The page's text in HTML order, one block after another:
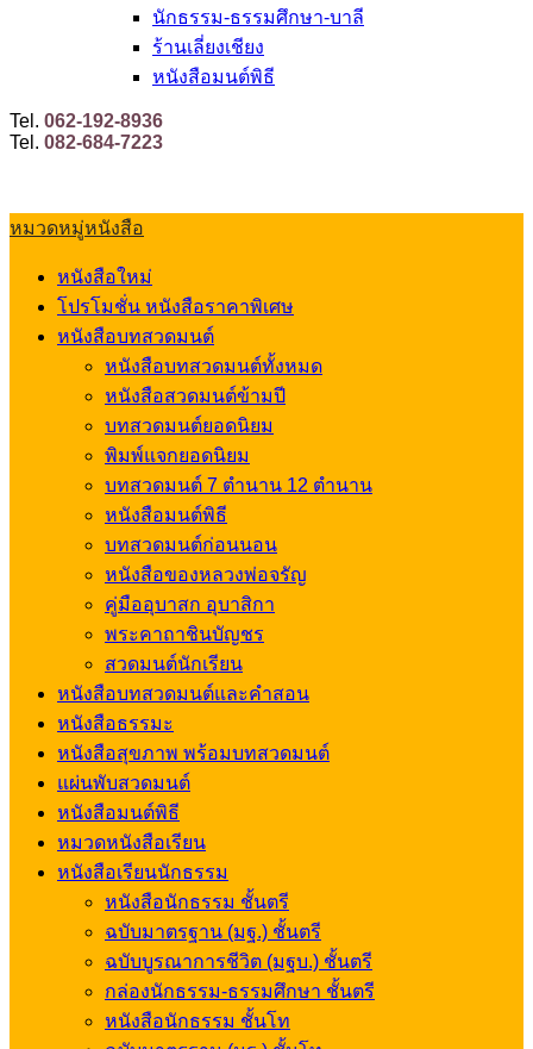
นักธรรม-ธรรมศึกษา-บาลี
ร้านเลี่ยงเชียง
หนังสือมนต์พิธี
Tel. 062-192-8936
Tel. 082-684-7223
หมวดหมู่หนังสือ
หนังสือใหม่
โปรโมชั่น หนังสือราคาพิเศษ
หนังสือบทสวดมนต์
หนังสือบทสวดมนต์ทั้งหมด
หนังสือสวดมนต์ข้ามปี
บทสวดมนต์ยอดนิยม
พิมพ์แจกยอดนิยม
บทสวดมนต์ 7 ตำนาน 12 ตำนาน
หนังสือมนต์พิธี
บทสวดมนต์ก่อนนอน
หนังสือของหลวงพ่อจรัญ
คู่มืออุบาสก อุบาสิกา
พระคาถาชินบัญชร
สวดมนต์นักเรียน
หนังสือบทสวดมนต์และคำสอน
หนังสือธรรมะ
หนังสือสุขภาพ พร้อมบทสวดมนต์
แผ่นพับสวดมนต์
หนังสือมนต์พิธี
หมวดหนังสือเรียน
หนังสือเรียนนักธรรม
หนังสือนักธรรม ชั้นตรี
ฉบับมาตรฐาน (มฐ.) ชั้นตรี
ฉบับบูรณาการชีวิต (มฐบ.) ชั้นตรี
กล่องนักธรรม-ธรรมศึกษา ชั้นตรี
หนังสือนักธรรม ชั้นโท